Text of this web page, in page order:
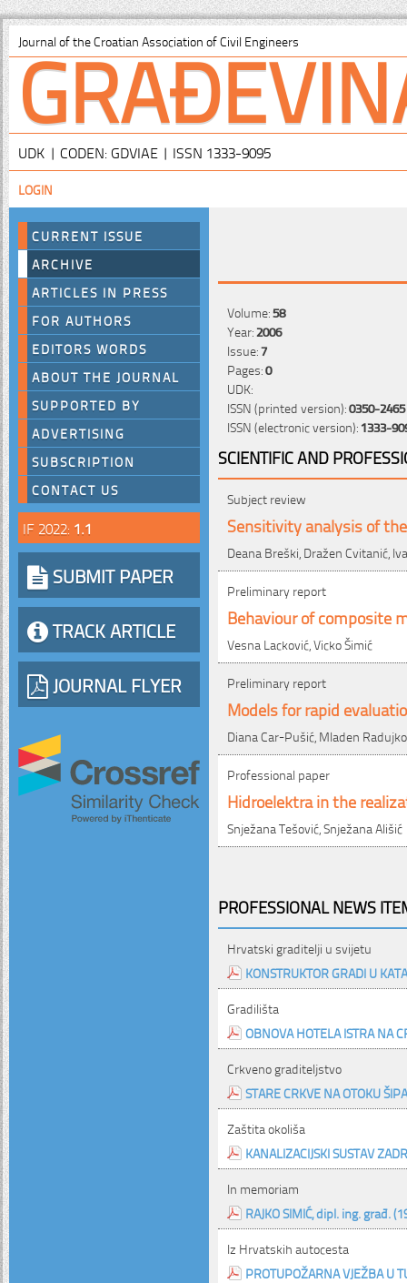
Journal of the Croatian Association of Civil Engineers
UDK | CODEN: GDVIAE | ISSN 1333-9095
LOGIN
CURRENT ISSUE
ARCHIVE
ARTICLES IN PRESS
FOR AUTHORS
EDITORS WORDS
ABOUT THE JOURNAL
SUPPORTED BY
ADVERTISING
SUBSCRIPTION
CONTACT US
IF 2022: 1.1
SUBMIT PAPER
TRACK ARTICLE
JOURNAL FLYER
Volume:58
Year:2006
Issue:7
Pages:0
UDK:
ISSN (printed version):0350-2465
ISSN (electronic version):1333-
SCIENTIFIC AND
Subject review
Sensitivity analysis of
Deana Breški, Dražen Cvitanić,
Preliminary report
Behaviour of composite
Vesna Lacković, Vicko Šimić
Preliminary report
Models for rapid
Diana Car-Pušić, Mladen
Professional paper
Hidroelektra in the
Snježana Tešović, Snježana Ališić
PROFESSIONAL NEWS
Hrvatski graditelji u svijetu
KONSTRUKTOR GRADI U
Gradilišta
OBNOVA HOTELA ISTRA NA
Crkveno graditeljstvo
STARE CRKVE NA OTOKU
Zaštita okoliša
KANALIZACIJSKI SUSTAV
In memoriam
RAJKO SIMIĆ, dipl. ing. građ.
Iz Hrvatskih autocesta
PROTUPOŽARNA VJEŽBA U